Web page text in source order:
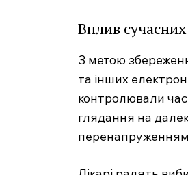
Вплив сучасних
З метою
та інших
контролювали
глядання на